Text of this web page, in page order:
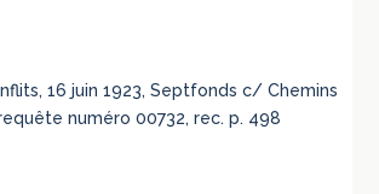
16 juin 1923, Septfonds c/ Chemins
numéro 00732, rec. p. 498